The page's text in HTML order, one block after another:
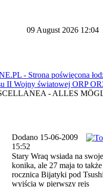
09 August 2026 12:04
- Strona poświęcona
II Wojny światowej ORP
- ALLES
Dodano 15-06-2009
15:52
Stary Wraq wsiada na
konika, ale 27 maja to także
rocznica Bijatyki pod
wyjścia w pierwszy rejs